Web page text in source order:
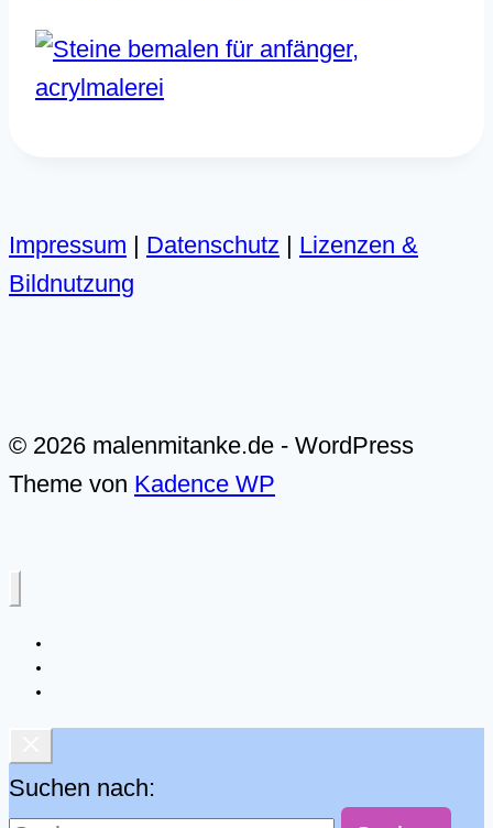
Impressum Datenschutz
Lizenzen &
Bildnutzung
© 2026 malenmitanke.de - WordPress
Theme von Kadence WP
Suchen nach: